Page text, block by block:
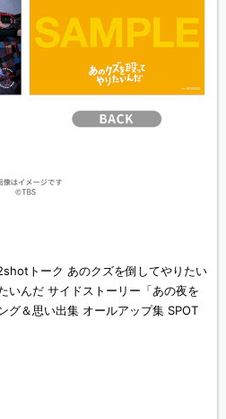
トーク あのクズを倒してやりたい
いんだ サイドストーリー「あの夜を
グ＆思い出集 オールアップ集 SPOT